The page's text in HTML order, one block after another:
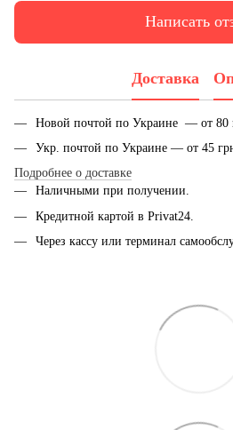
Написать
Доставка
Новой почтой по Украине — от 80
Укр. почтой по Украине — от 45
Подробнее о доставке
Наличными при получении.
Кредитной картой в Privat24.
Через кассу или терминал